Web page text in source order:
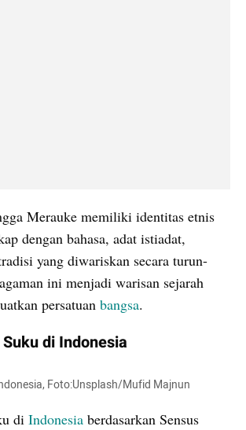
Merauke memiliki identitas etnis
dengan bahasa, adat istiadat,
yang diwariskan secara turun-
ini menjadi warisan sejarah
persatuan bangsa.
di Indonesia
Foto:Unsplash/Mufid Majnun
di Indonesia berdasarkan Sensus